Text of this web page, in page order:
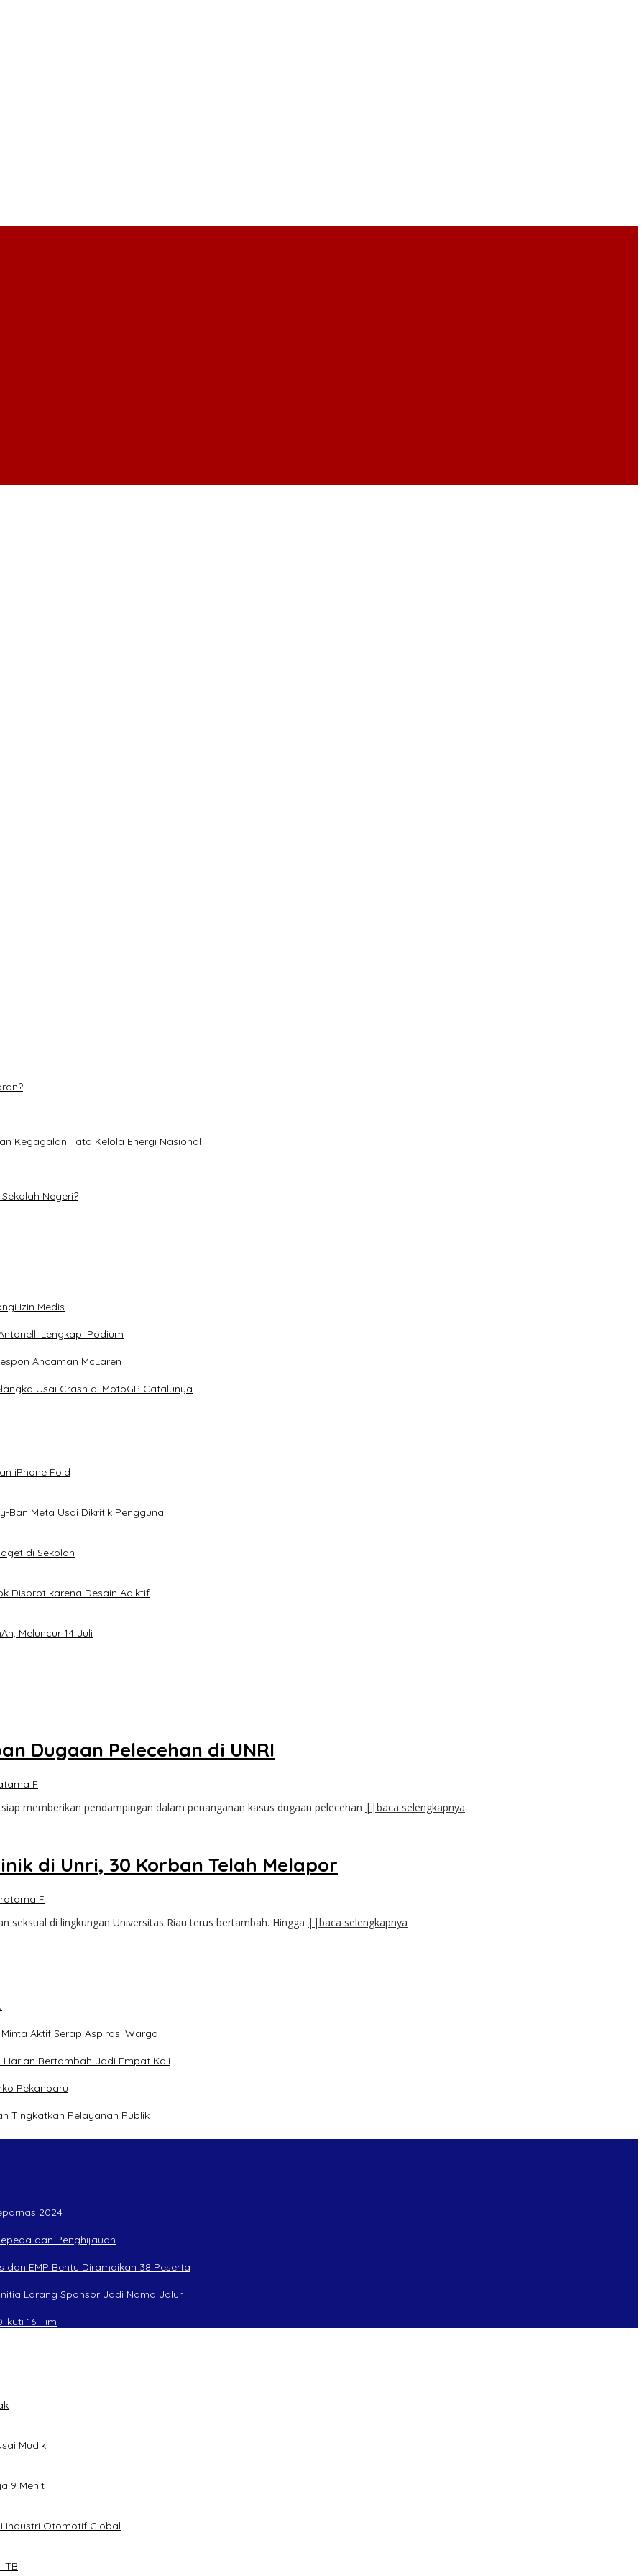
Kegagalan Tata Kelola Energi Nasional
Negeri?
Izin Medis
Lengkapi Podium
Ancaman McLaren
Usai Crash di MotoGP Catalunya
iPhone Fold
Ban Meta Usai Dikritik Pengguna
di Sekolah
Disorot karena Desain Adiktif
Meluncur 14 Juli
Dugaan Pelecehan di UNRI
F
memberikan pendampingan dalam penanganan kasus dugaan pelecehan ||baca selengkapnya
di Unri, 30 Korban Telah Melapor
F
seksual di lingkungan Universitas Riau terus bertambah. Hingga ||baca selengkapnya
Aktif Serap Aspirasi Warga
Bertambah Jadi Empat Kali
Pekanbaru
Tingkatkan Pelayanan Publik
2024
dan Penghijauan
dan EMP Bentu Diramaikan 38 Peserta
Larang Sponsor Jadi Nama Jalur
16 Tim
Mudik
9 Menit
Industri Otomotif Global